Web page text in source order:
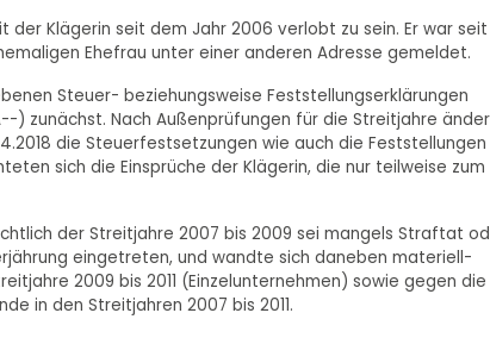
Klägerin seit dem Jahr 2006 verlobt zu sein. Er war seit
Ehefrau unter einer anderen Adresse gemeldet.
Steuer- beziehungsweise Feststellungserklärungen
zunächst. Nach Außenprüfungen für die Streitjahre
die Steuerfestsetzungen wie auch die Feststellungen
sich die Einsprüche der Klägerin, die nur teilweise zum
der Streitjahre 2007 bis 2009 sei mangels Straftat
eingetreten, und wandte sich daneben materiell-
2009 bis 2011 (Einzelunternehmen) sowie gegen die
in den Streitjahren 2007 bis 2011.